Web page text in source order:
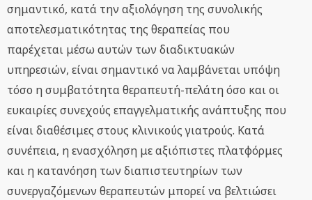
σημαντικό, κατά την αξιολόγηση της συνολικής
αποτελεσματικότητας της θεραπείας που
παρέχεται μέσω αυτών των διαδικτυακών
υπηρεσιών, είναι σημαντικό να λαμβάνεται υπόψη
τόσο η συμβατότητα θεραπευτή-πελάτη όσο και οι
ευκαιρίες συνεχούς επαγγελματικής ανάπτυξης που
είναι διαθέσιμες στους κλινικούς γιατρούς. Κατά
συνέπεια, η ενασχόληση με αξιόπιστες πλατφόρμες
και η κατανόηση των διαπιστευτηρίων των
συνεργαζόμενων θεραπευτών μπορεί να βελτιώσει